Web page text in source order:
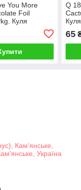
You More
Foil
Куля
Серце. УП 14
Q
65
Кам’янське,
Україна